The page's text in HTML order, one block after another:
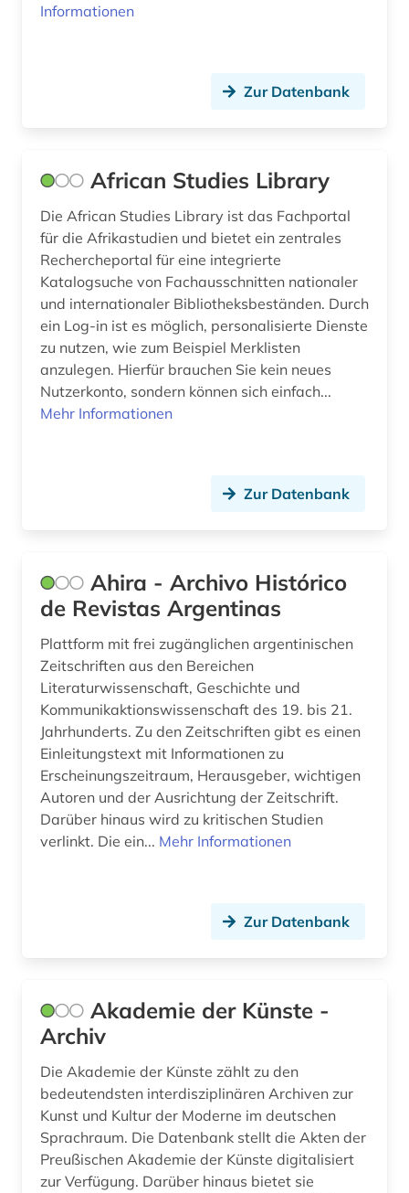
erich (1)
ernst i. (1)
erschließung (1)
erster weltkrieg (6)
estland (1)
ethnologie (1)
exil (2)
exilpresse (1)
fachdidaktik (1)
fachinformationsdienst (1)
fachportal (3)
faksimile (1)
familiengeschichte (1)
farbherstellung (1)
fernsehen (1)
fernsehsendung (1)
festnahme (1)
festschrift (1)
feuerversicherung (1)
Informationen
Zur Datenbank
African Studies Library
Die African Studies Library ist das Fachportal
für die Afrikastudien und bietet ein zentrales
Rechercheportal für eine integrierte
Katalogsuche von Fachausschnitten nationaler
und internationaler Bibliotheksbeständen. Durch
ein Log-in ist es möglich, personalisierte Dienste
zu nutzen, wie zum Beispiel Merklisten
anzulegen. Hierfür brauchen Sie kein neues
Nutzerkonto, sondern können sich einfach...
Mehr Informationen
Zur Datenbank
Ahira - Archivo Histórico
de Revistas Argentinas
Plattform mit frei zugänglichen argentinischen
Zeitschriften aus den Bereichen
Literaturwissenschaft, Geschichte und
Kommunikaktionswissenschaft des 19. bis 21.
Jahrhunderts. Zu den Zeitschriften gibt es einen
Einleitungstext mit Informationen zu
Erscheinungszeitraum, Herausgeber, wichtigen
Autoren und der Ausrichtung der Zeitschrift.
Darüber hinaus wird zu kritischen Studien
verlinkt. Die ein... Mehr Informationen
Zur Datenbank
Akademie der Künste -
Archiv
Die Akademie der Künste zählt zu den
bedeutendsten interdisziplinären Archiven zur
Kunst und Kultur der Moderne im deutschen
Sprachraum. Die Datenbank stellt die Akten der
Preußischen Akademie der Künste digitalisiert
zur Verfügung. Darüber hinaus bietet sie